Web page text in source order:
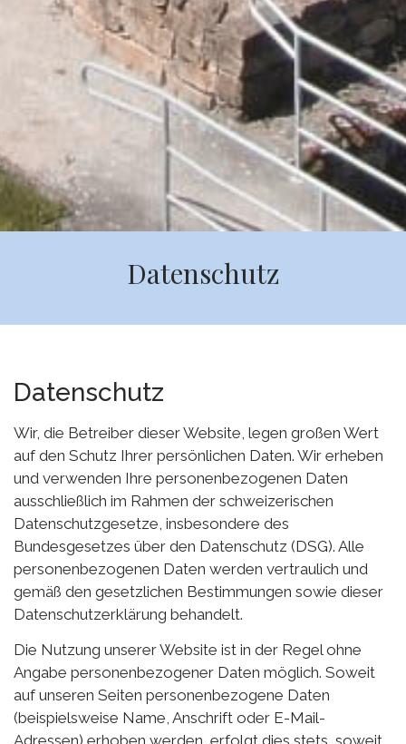
Datenschutz
Datenschutz
Wir, die Betreiber dieser Website, legen großen Wert
auf den Schutz Ihrer persönlichen Daten. Wir erheben
und verwenden Ihre personenbezogenen Daten
ausschließlich im Rahmen der schweizerischen
Datenschutzgesetze, insbesondere des
Bundesgesetzes über den Datenschutz (DSG). Alle
personenbezogenen Daten werden vertraulich und
gemäß den gesetzlichen Bestimmungen sowie dieser
Datenschutzerklärung behandelt.
Die Nutzung unserer Website ist in der Regel ohne
Angabe personenbezogener Daten möglich. Soweit
auf unseren Seiten personenbezogene Daten
(beispielsweise Name, Anschrift oder E-Mail-